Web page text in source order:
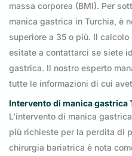
massa corporea (BMI). Per
manica gastrica in Turchia, è
superiore a 35 o più. Il calcolo
esitate a contattarci se siete
gastrica. Il nostro esperto
tutte le informazioni di cui
Intervento di manica gastrica
L’intervento di manica
più richieste per la perdita di
chirurgia bariatrica è nota